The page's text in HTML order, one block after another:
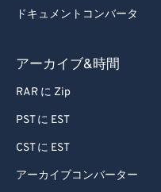
ドキュメントコンバータ
アーカイブ&時間
RAR に Zip
PST に EST
CST に EST
アーカイブコンバーター